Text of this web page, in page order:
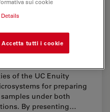
of Polymers for
of the UC Enuity
for preparing
under both
By presenting…
sui cookie
Accetta tutti i cookie